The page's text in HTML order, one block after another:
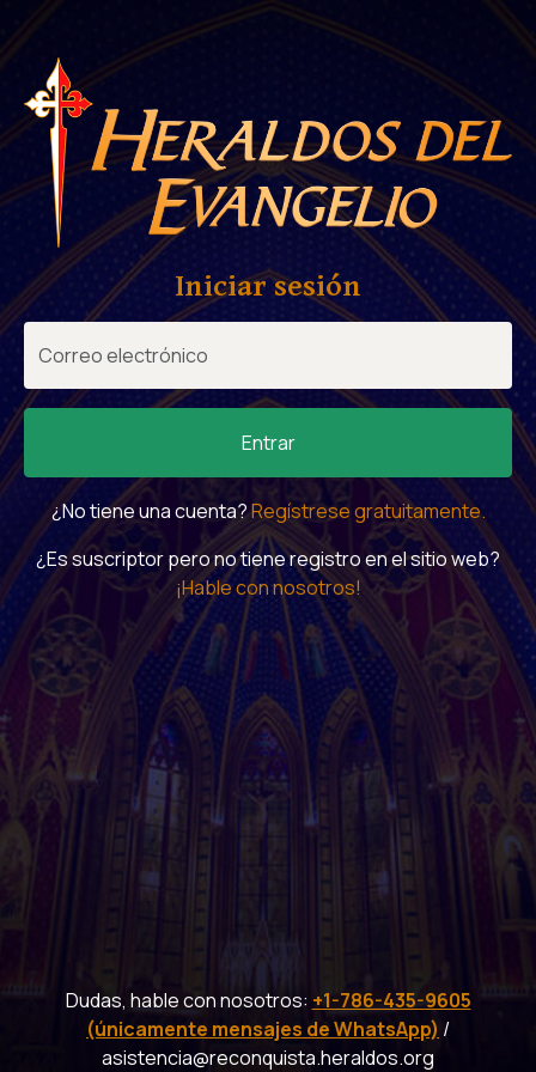
Iniciar sesión
Entrar
¿No tiene una cuenta?Regístrese gratuitamente.
¿Es suscriptor pero no tiene registro en el sitio web?
¡Hable con nosotros!
Dudas, hable con nosotros: +1-786-435-9605
(únicamente mensajes de WhatsApp) /
asistencia@reconquista.heraldos.org